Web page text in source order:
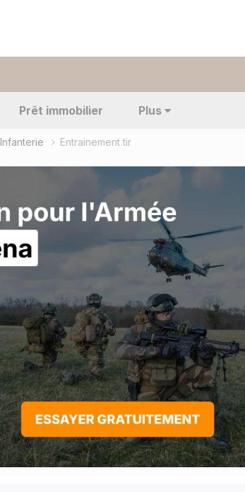
Prêt immobilier Plus
Infanterie Entrainement tir